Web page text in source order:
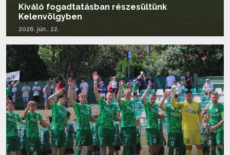
Kiváló fogadtatásban részesültünk
Kelenvölgyben
2026. jún.. 22.
Tovább olvasom...